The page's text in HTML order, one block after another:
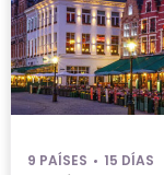
9 PAÍSES 15 DÍAS